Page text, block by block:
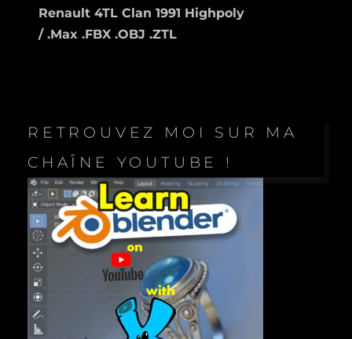
Renault 4TL Clan 1991 Highpoly
/ .Max .FBX .OBJ .ZTL
RETROUVEZ MOI SUR MA
CHAÎNE YOUTUBE !